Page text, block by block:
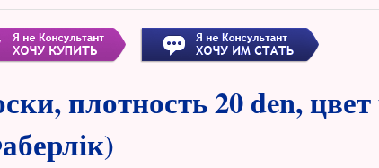
плотность 20 den,